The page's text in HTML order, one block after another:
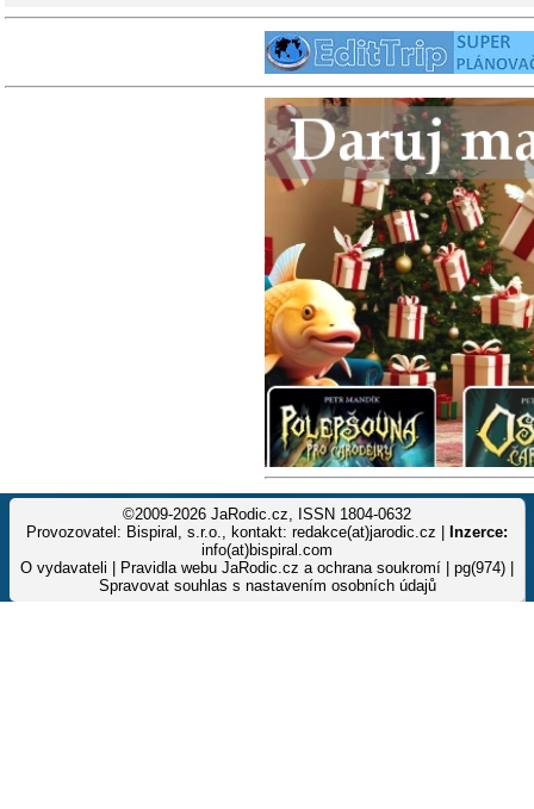
©2009-2026 JaRodic.cz, ISSN 1804-0632
Provozovatel: Bispiral, s.r.o., kontakt: redakce(at)jarodic.cz |
Inzerce:
info(at)bispiral.com
O vydavateli
Pravidla webu JaRodic.cz a ochrana soukromí | pg(974) |
Spravovat souhlas s nastavením osobních údajů